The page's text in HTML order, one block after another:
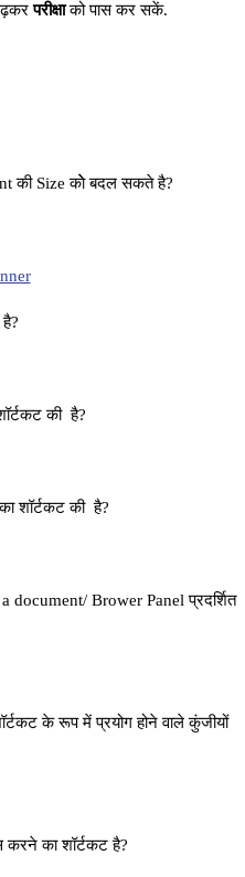
परीक्षाको पास कर सकें.
की Size काेे बदल सकते है?
की है?
शॉर्टकट की है?
Brower Panel प्रदर्शित
के रूप में प्रयोग होने वाले कुंजीयों
का शॉर्टकट है?